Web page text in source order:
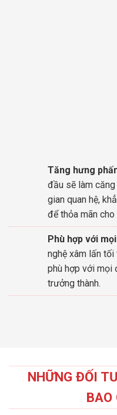
Tăng hưng
đầu sẽ làm
gian quan hệ,
để thỏa mãn cho
Phù hợp với
nghệ xâm lấn tối
phù hợp với mọi
trưởng thành.
NHỮNG ĐỐI
BAO